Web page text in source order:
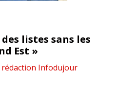
listes sans les
Est »
rédaction Infodujour